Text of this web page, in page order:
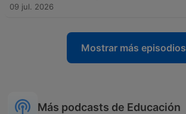
09 jul. 2026
Mostrar más episodios
Más podcasts de Educación